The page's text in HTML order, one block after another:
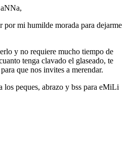
por mi humilde morada para dejarme
y no requiere mucho tiempo de
tenga clavado el glaseado, te
que nos invites a merendar.
los peques, abrazo y bss para eMiLi